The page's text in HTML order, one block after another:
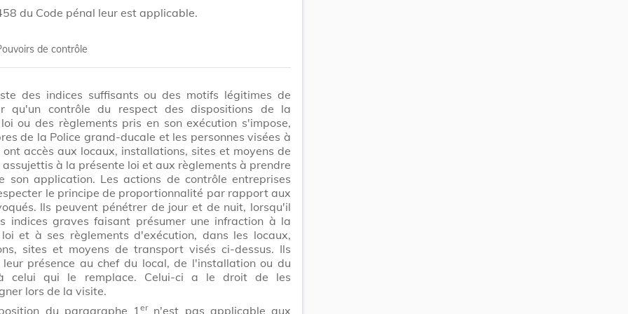
du Code pénal leur est applicable.
de contrôle
des indices suffisants ou des motifs légitimes de
qu'un contrôle du respect des dispositions de la
ou des règlements pris en son exécution s'impose,
de la Police grand-ducale et les personnes visées à
accès aux locaux, installations, sites et moyens de
à la présente loi et aux règlements à prendre
son application. Les actions de contrôle entreprises
le principe de proportionnalité par rapport aux
Ils peuvent pénétrer de jour et de nuit, lorsqu'il
indices graves faisant présumer une infraction à la
et à ses règlements d'exécution, dans les locaux,
sites et moyens de transport visés ci-dessus. Ils
présence au chef du local, de l'installation ou du
celui qui le remplace. Celui-ci a le droit de les
lors de la visite.
du paragraphe 1 ern'est pas applicable aux